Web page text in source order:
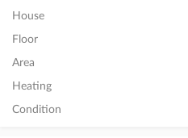
House
Floor
Area
Heating
Condition